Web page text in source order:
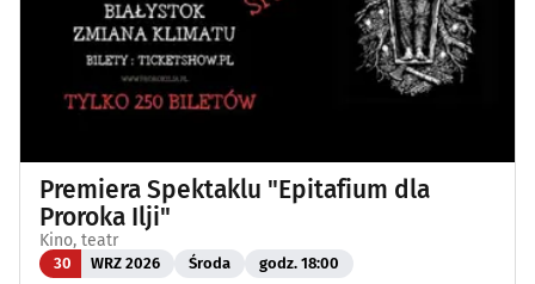
Premiera Spektaklu "Epitafium dla
Proroka Ilji"
Kino, teatr
30 WRZ 2026 Środa godz. 18:00